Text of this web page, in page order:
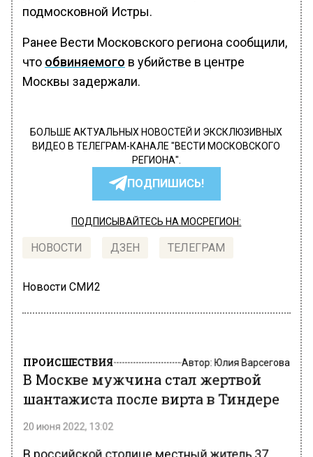
подмосковной Истры.
Ранее Вести Московского региона сообщили,
что обвиняемого в убийстве в центре
Москвы задержали.
БОЛЬШЕ АКТУАЛЬНЫХ НОВОСТЕЙ И ЭКСКЛЮЗИВНЫХ
ВИДЕО В ТЕЛЕГРАМ-КАНАЛЕ "ВЕСТИ МОСКОВСКОГО
РЕГИОНА".
ПОДПИШИСЬ!
ПОДПИСЫВАЙТЕСЬ НА МОСРЕГИОН:
НОВОСТИ ДЗЕН ТЕЛЕГРАМ
Новости СМИ2
ПРОИСШЕСТВИЯ Автор: Юлия Варсегова
В Москве мужчина стал жертвой
шантажиста после вирта в Тиндере
20 июня 2022, 13:02
В российской столице местный житель 37